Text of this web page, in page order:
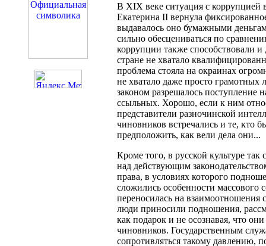
В XIX веке ситуация с коррупцией
Екатерина II вернула
выдавалось оно бумажными
сильно обесцениваться по
коррупции также способствовали
стране не хватало
проблема стояла на окраинах
не хватало даже просто грамотных
законом разрешалось поступление
ссыльных. Хорошо, если к ним
представители разночинской
чиновников встречались и те, кто
предположить, как вели дела они...
Кроме того, в русской культуре
над действующим
права, в условиях которого
сложились особенности массового
переносилась на взаимоотношения
люди приносили подношения,
как подарок и не осознавая, что
чиновников. Государственным
сопротивляться такому давлению,